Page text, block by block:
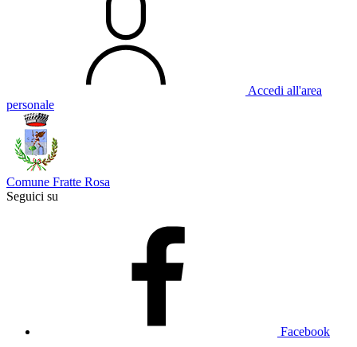
Accedi all'area
personale
Comune Fratte Rosa
Seguici su
Facebook